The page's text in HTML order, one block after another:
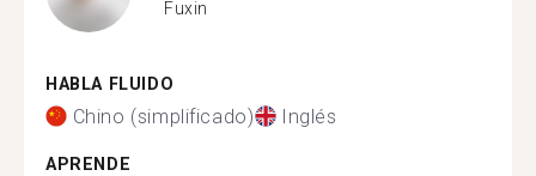
Fuxin
HABLA FLUIDO
Chino (simplificado) Inglés
APRENDE